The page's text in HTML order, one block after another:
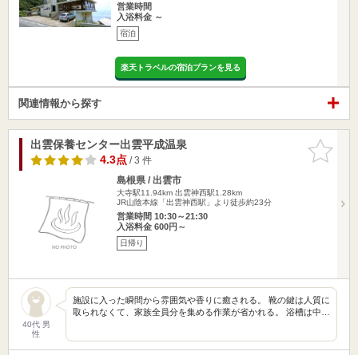
営業時間
入浴料金 ～
宿泊
楽天トラベルの宿泊プランを見る
関連情報から探す
お気に入
りに追加
出雲保養センター出雲平成温泉
4.3点/ 3 件
島根県 / 出雲市
大寺駅11.94km 出雲神西駅1.28km
JR山陰本線「出雲神西駅」より徒歩約23分
営業時間 10:30～21:30
入浴料金 600円～
日帰り
40代 男
性
施設に入った瞬間から雰囲気や香りに癒される。 靴の鍵は人質に
取られなくて、家族全員分を集める作業が省かれる。 浴槽は中…